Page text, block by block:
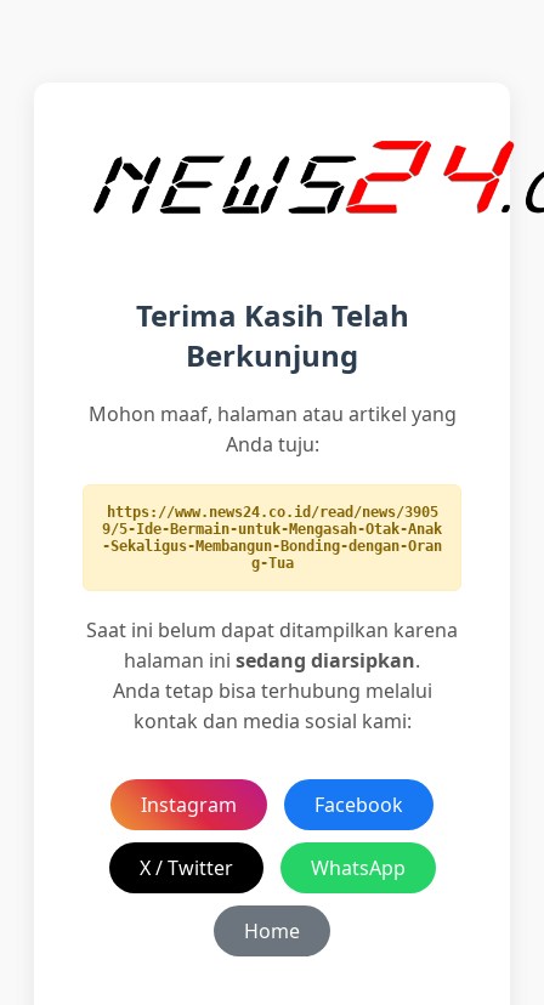
Terima Kasih Telah
Berkunjung
Mohon maaf, halaman atau artikel yang
Anda tuju:
https://www.news24.co.id/read/news/3905
9/5-Ide-Bermain-untuk-Mengasah-Otak-Anak
-Sekaligus-Membangun-Bonding-dengan-Oran
g-Tua
Saat ini belum dapat ditampilkan karena
halaman ini sedang diarsipkan.
Anda tetap bisa terhubung melalui
kontak dan media sosial kami:
Instagram Facebook
X / Twitter WhatsApp
Home